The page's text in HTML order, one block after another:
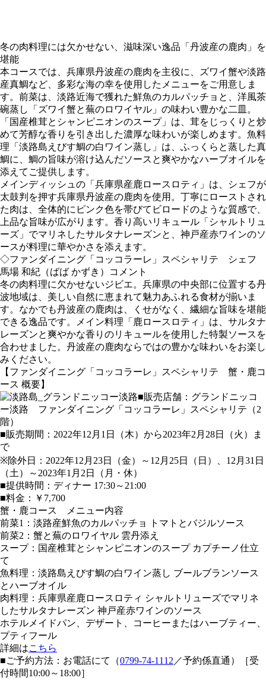
冬の肉料理には欠かせない、滋味深い逸品「丹波産の鹿肉」を
堪能
本コースでは、兵庫県丹波産の鹿肉を主役に、ズワイ蟹や淡路
産真鯛など、多彩な海の幸を使用したメニューをご用意しま
す。前菜は、淡路近海で獲れた鮮魚のカルパッチョと、洋風茶
碗蒸し「ズワイ蟹と蕪のロワイヤル」の味わい豊かな二皿。
「国産椎茸とシャンピニオンのスープ」は、茸をじっくりと炒
めて芳醇な香りを引き出した濃厚な味わいが楽しめます。魚料
理「淡路島えびす鯛の白ワイン蒸し」は、ふっくらと蒸した真
鯛に、鯛の旨味が溶け込んだソースと爽やかなハーブオイルを
添えてご提供します。
メインディッシュの「兵庫県産鹿ロースロティ」は、シェフが
太鼓判を押す兵庫県丹波産の鹿肉を使用。丁寧にローストされ
た肉は、全体的にピンク色を帯びてビロードのような質感で、
上品な旨味が広がります。香り高いリキュール「シャルトリュ
ーズ」でマリネしたサルタナレーズンと、神戸産赤ワインのソ
ースが料理に華やかさを添えます。
◇ファンダイニング「コッコラーレ」スペシャリテ シェフ
馬場 和紀（ばば かずき）コメント
冬の肉料理に欠かせないジビエ。兵庫県の中央部に位置する丹
波地域は、美しい自然に恵まれて魅力あふれる食材が揃いま
す。なかでも丹波産の鹿肉は、くせがなく、繊細な旨味を堪能
できる逸品です。メイン料理「鹿ロースロティ」は、サルタナ
レーズンと爽やかな香りのリキュールを使用した特製ソースを
合わせました。丹波産の鹿肉ならではの豊かな味わいをお楽し
みください。
【ファンダイニング「コッコラーレ」スペシャリテ 蟹・鹿コ
ース 概要】
■販売店舗：グランドニッコ
ー淡路 ファンダイニング「コッコラーレ」スペシャリテ（2
階）
■販売期間：2022年12月1日（木）から2023年2月28日（火）ま
で
※除外日：2022年12月23日（金）～12月25日（日）、12月31日
（土）～2023年1月2日（月・休）
■提供時間：ディナー 17:30～21:00
■料金：￥7,700
蟹・鹿コース メニュー内容
前菜1：淡路産鮮魚のカルパッチョ トマトとバジルソース
前菜2：蟹と蕪のロワイヤル 雲丹添え
スープ：国産椎茸とシャンピニオンのスープ カプチーノ仕立
て
魚料理：淡路島えびす鯛の白ワイン蒸し ブールブランソース
とハーブオイル
肉料理：兵庫県産鹿ロースロティ シャルトリューズでマリネ
したサルタナレーズン 神戸産赤ワインのソース
ホテルメイドパン、デザート、コーヒーまたはハーブティー、
プティフール
詳細はこちら
■ご予約方法：お電話にて（0799-74-1112 ／予約係直通）［受
付時間10:00～18:00］